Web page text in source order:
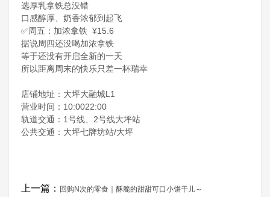
选厚乳拿铁总没错
口感醇厚、奶香浓郁到起飞
✅周五：加浓拿铁 ¥15.6
据说周四还没喝加浓拿铁
等于还没有开启全新的一天
所以距离周末的快乐只差一杯瑞幸
店铺地址：大坪大融城L1
营业时间：10:0022:00
轨道交通：1号线、2号线大坪站
公共交通：大坪七牌坊站/大坪
上一篇： 回购N次的零食｜酥脆的甜甜可口小饼干儿～